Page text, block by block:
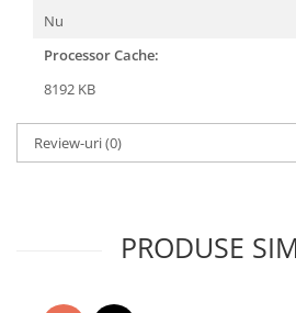
Nu
Processor Cache:
8192 KB
Review-uri(0)
PRODUSE